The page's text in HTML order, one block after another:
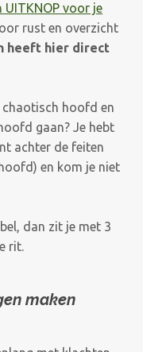
UITKNOP voor je
rust en overzicht
heeft hier direct
hoofd en
gaan? Je hebt
achter de feiten
en kom je niet
dan zit je met 3
rit.
maken